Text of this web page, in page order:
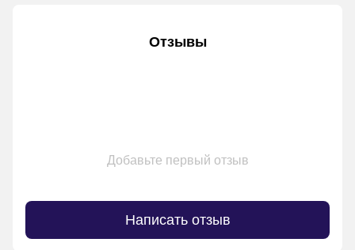
Отзывы
Добавьте первый отзыв
Написать отзыв